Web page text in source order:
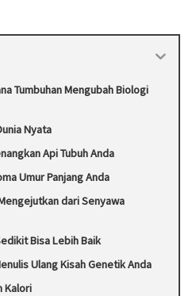
Tumbuhan Mengubah Biologi
Nyata
Api Tubuh Anda
Umur Panjang Anda
dari Senyawa
Bisa Lebih Baik
Ulang Kisah Genetik Anda
Kalori